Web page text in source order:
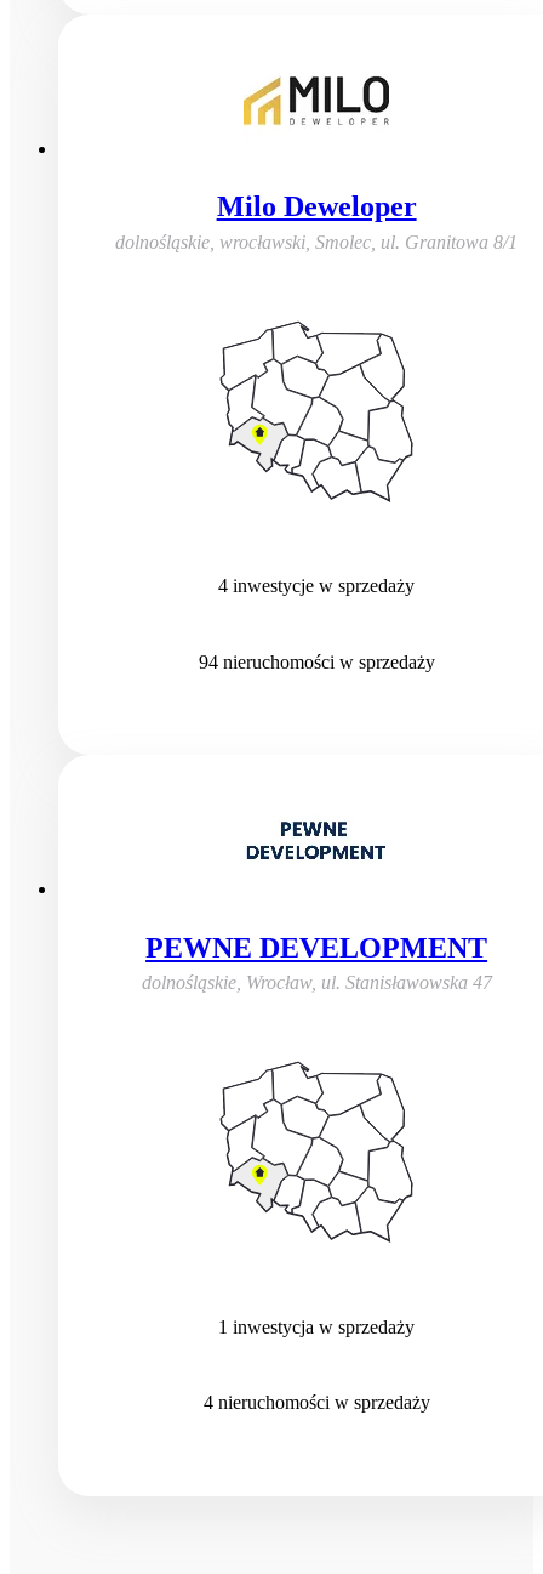
Milo Deweloper
dolnośląskie, wrocławski, Smolec ul. Granitowa 8/1
4 inwestycje w sprzedaży
94 nieruchomości w sprzedaży
PEWNE DEVELOPMENT
dolnośląskie, Wrocław, ul. Stanisławowska 47
1 inwestycja w sprzedaży
4 nieruchomości w sprzedaży